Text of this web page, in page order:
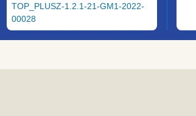
TOP_PLUSZ-1.2.1-21-GM1-2022-
00028